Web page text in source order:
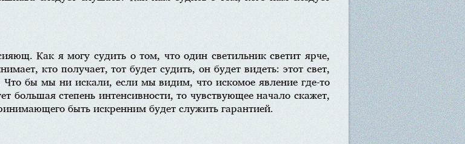
Как я могу судить о том, что один светильник светит ярче,
кто получает, тот будет судить, он будет видеть: этот свет,
Что бы мы ни искали, если мы видим, что искомое явление где-то
большая степень интенсивности, то чувствующее начало скажет,
быть искренним будет служить гарантией.